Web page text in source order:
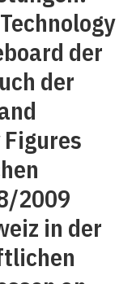
der
der
2009
in der